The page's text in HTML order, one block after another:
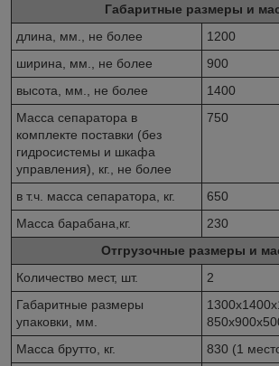
Габаритные размеры и
длина, мм., не более
1200
ширина, мм., не более
900
высота, мм., не более
1400
Масса сепаратора в
комплекте поставки (без
гидросистемы и шкафа
управления), кг., не более
750
в т.ч. масса сепаратора, кг.
650
Масса барабана,кг.
230
Отгрузочные размеры и
Количество мест, шт.
2
Габаритные размеры
упаковки, мм.
Масса брутто, кг.
830 (1